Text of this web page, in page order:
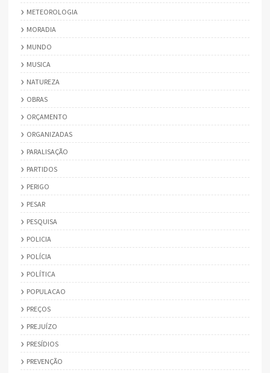
METEOROLOGIA
MORADIA
MUNDO
MUSICA
NATUREZA
OBRAS
ORÇAMENTO
ORGANIZADAS
PARALISAÇÃO
PARTIDOS
PERIGO
PESAR
PESQUISA
POLICIA
POLÍCIA
POLÍTICA
POPULACAO
PREÇOS
PREJUÍZO
PRESÍDIOS
PREVENÇÃO